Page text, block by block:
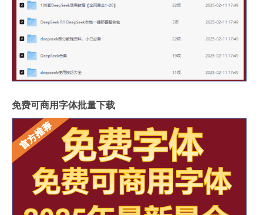
免费可商用字体批量下载